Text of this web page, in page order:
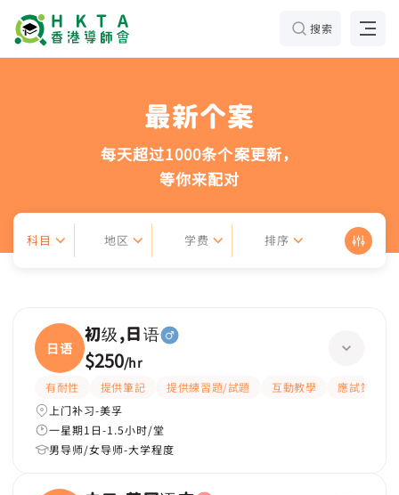
搜索
最新个案
每天超过1000条个案更新，
等你来配对
科目 地区 学费 排序
日语
初级,日语
$250/hr
有耐性 提供筆記 提供練習題/試題 互動教學
應試策略
上门补习-美孚
一星期1日-1.5小时/堂
男导师/女导师-大学程度